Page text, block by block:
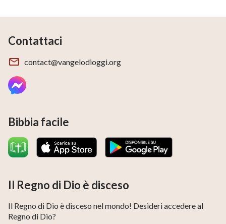
Contattaci
contact@vangelodioggi.org
Bibbia facile
Il Regno di Dio è disceso
Il Regno di Dio è disceso nel mondo! Desideri accedere al
Regno di Dio?